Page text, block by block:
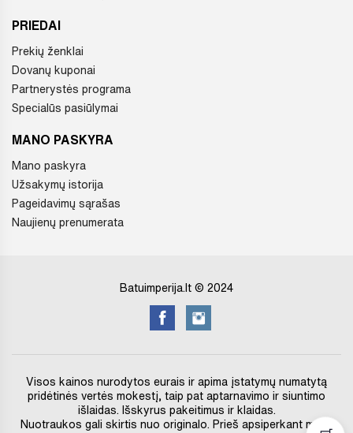
PRIEDAI
Prekių ženklai
Dovanų kuponai
Partnerystės programa
Specialūs pasiūlymai
MANO PASKYRA
Mano paskyra
Užsakymų istorija
Pageidavimų sąrašas
Naujienų prenumerata
Batuimperija.lt © 2024
Visos kainos nurodytos eurais ir apima įstatymų numatytą
pridėtinės vertės mokestį, taip pat aptarnavimo ir siuntimo
išlaidas. Išskyrus pakeitimus ir klaidas.
Nuotraukos gali skirtis nuo originalo. Prieš apsiperkant mūsų